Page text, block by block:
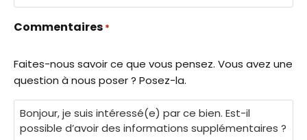
Commentaires *
Faites-nous savoir ce que vous pensez. Vous avez une
question à nous poser ? Posez-la.